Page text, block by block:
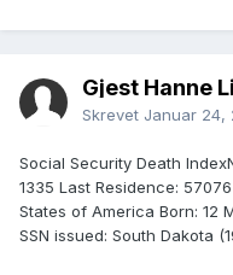
Gjest Hanne
Skrevet Januar 24,
Social Security Death
1335 Last Residence:
States of America Born: 12
SSN issued: South Dakota